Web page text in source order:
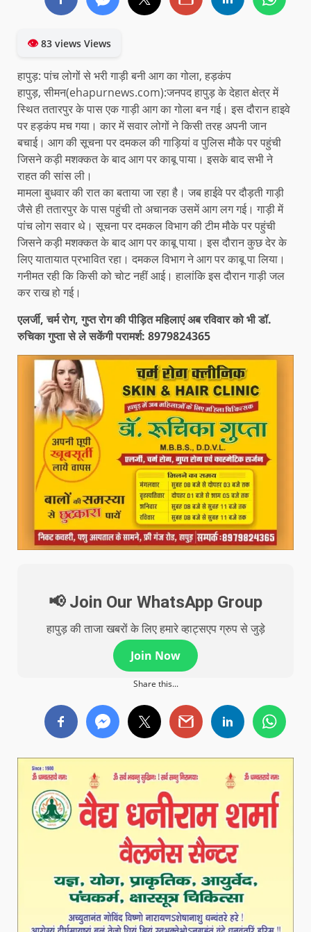
👁83 views Views
हापुड़: पांच लोगों से भरी गाड़ी बनी आग का गोला, हड़कंप
हापुड़, सीमन(ehapurnews.com):जनपद हापुड़ के देहात क्षेत्र में
स्थित ततारपुर के पास एक गाड़ी आग का गोला बन गई। इस दौरान हाइवे
पर हड़कंप मच गया। कार में सवार लोगों ने किसी तरह अपनी जान
बचाई। आग की सूचना पर दमकल की गाड़ियां व पुलिस मौके पर पहुंची
जिसने कड़ी मशक्कत के बाद आग पर काबू पाया। इसके बाद सभी ने
राहत की सांस ली।
मामला बुधवार की रात का बताया जा रहा है। जब हाईवे पर दौड़ती गाड़ी
जैसे ही ततारपुर के पास पहुंची तो अचानक उसमें आग लग गई। गाड़ी में
पांच लोग सवार थे। सूचना पर दमकल विभाग की टीम मौके पर पहुंची
जिसने कड़ी मशक्कत के बाद आग पर काबू पाया। इस दौरान कुछ देर के
लिए यातायात प्रभावित रहा। दमकल विभाग ने आग पर काबू पा लिया।
गनीमत रही कि किसी को चोट नहीं आई। हालांकि इस दौरान गाड़ी जल
कर राख हो गई।
एलर्जी, चर्म रोग, गुप्त रोग की पीड़ित महिलाएं अब रविवार को भी डॉ.
रुचिका गुप्ता से ले सकेंगी परामर्श: 8979824365
📢 Join Our WhatsApp Group
हापुड़ की ताजा खबरों के लिए हमारे व्हाट्सएप ग्रुप से जुड़े
Join Now
Share this...